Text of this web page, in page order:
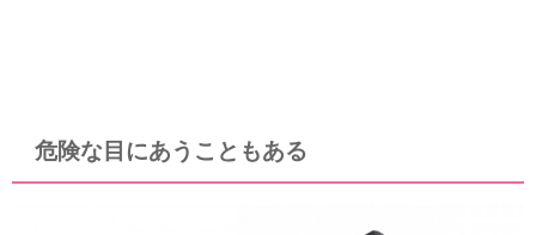
危険な目にあうこともある